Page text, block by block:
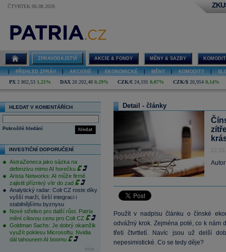
ČTVRTEK 06.08.2026
ZPRAVODAJSTVÍ AKCIE & FONDY MĚNY & SAZBY
PŘEHLED ZPRÁV AKCIOVÉ EKONOMICKÉ MĚNY KOMODITY
PX 2 802,53 1,21% DAX 26 202,48 0,29% CZK/€ 24,191 0,07% CZK/$ 20,954 0,14%
HLEDAT V KOMENTÁŘÍCH
hledat
Pokročilé hledání
INVESTIČNÍ DOPORUČENÍ
AstraZeneca jako sázka na
defenzivu mimo AI horečku
Arista Networks: AI může firmě
zajistit příznivý vítr do zad
Analytický radar: Colt CZ roste díky
vyšší marži, širší integraci i
stabilnějšímu byznysu
Nové střelivo pro další růst. Patria
mění cílovou cenu pro Colt CZ
Goldman Sachs: Je dobrý okamžik
využít poklesu Microsoftu. Nvidia
dál tahounem AI boomu
více...
Detail - články
Použít v nadpisu článku o čínské
odvážný krok. Zejména poté, co k nám
třetí čtvrtletí. Navíc jsou už delší
nepesimistické. Co se tedy děje?